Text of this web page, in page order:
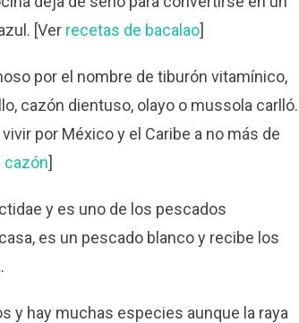
[Ver recetas de bacalao]
por el nombre de tiburón vitamínico,
cazón dientuso, olayo o mussola carlló.
por México y el Caribe a no más de
cazón]
y es uno de los pescados
es un pescado blanco y recibe los
y hay muchas especies aunque la raya